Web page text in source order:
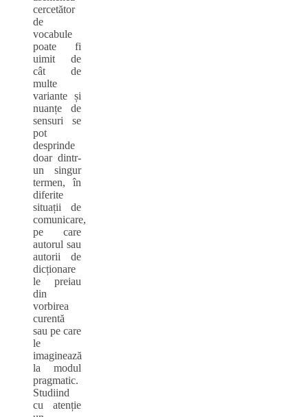
cercetător
de
vocabule
poate fi
uimit de
cât de
multe
variante și
nuanțe de
sensuri se
pot
desprinde
doar dintr-
un singur
termen, în
diferite
situații de
comunicare,
pe care
autorul sau
autorii de
dicționare
le preiau
din
vorbirea
curentă
sau pe care
le
imaginează
la modul
pragmatic.
Studiind
cu atenție